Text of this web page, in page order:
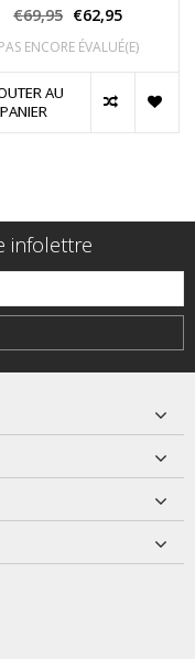
€69,95 €62,95
PAS ENCORE ÉVALUÉ(E)
AU
PANIER
infolettre